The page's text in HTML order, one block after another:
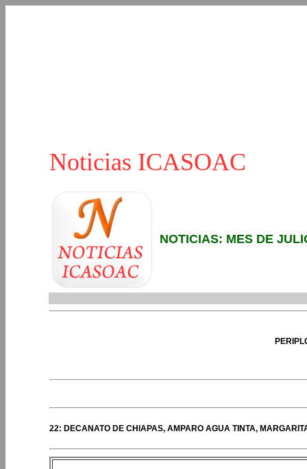
Noticias ICASOAC
NOTICIAS: MES DE
22: DECANATO DE CHIAPAS, AMPARO AGUA TINTA,